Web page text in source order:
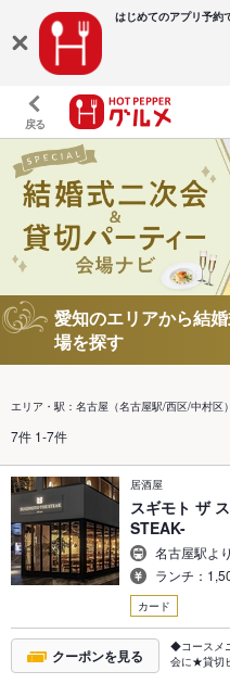
はじめてのアプリ予約
戻る
愛知のエリアから結
場を探す
エリア・駅：名古屋（名古屋駅/西区/中村区）
7件 1-7件
居酒屋
スギモト ザ
STEAK-
名古屋駅よ
ランチ：
カード
クーポンを見る
◆コースメ
会に★貸切